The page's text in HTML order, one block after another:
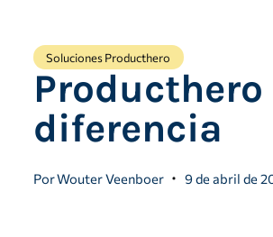
Soluciones Producthero
diferencia
PorWouter Veenboer 9 de abril de